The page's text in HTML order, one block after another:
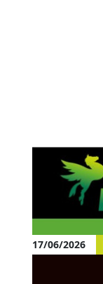
17/06/2026